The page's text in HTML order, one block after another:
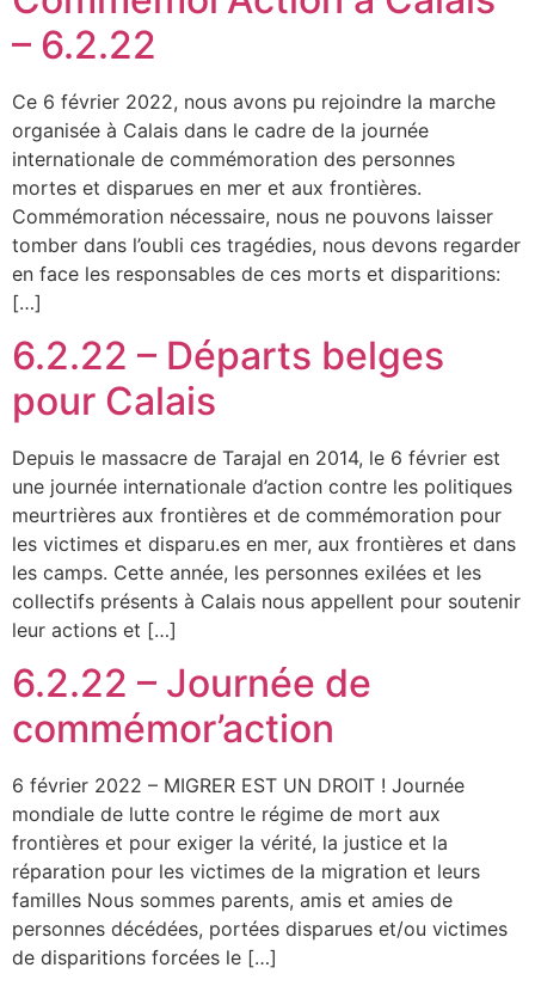
– 6.2.22
Ce 6 février 2022, nous avons pu rejoindre la marche
organisée à Calais dans le cadre de la journée
internationale de commémoration des personnes
mortes et disparues en mer et aux frontières.
Commémoration nécessaire, nous ne pouvons laisser
tomber dans l’oubli ces tragédies, nous devons regarder
en face les responsables de ces morts et disparitions:
[…]
6.2.22 – Départs belges
pour Calais
Depuis le massacre de Tarajal en 2014, le 6 février est
une journée internationale d’action contre les politiques
meurtrières aux frontières et de commémoration pour
les victimes et disparu.es en mer, aux frontières et dans
les camps. Cette année, les personnes exilées et les
collectifs présents à Calais nous appellent pour soutenir
leur actions et […]
6.2.22 – Journée de
commémor’action
6 février 2022 – MIGRER EST UN DROIT ! Journée
mondiale de lutte contre le régime de mort aux
frontières et pour exiger la vérité, la justice et la
réparation pour les victimes de la migration et leurs
familles Nous sommes parents, amis et amies de
personnes décédées, portées disparues et/ou victimes
de disparitions forcées le […]